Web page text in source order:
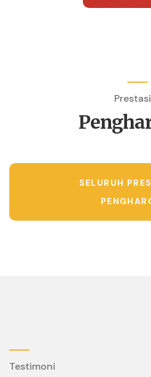
SELURUH
Testimoni